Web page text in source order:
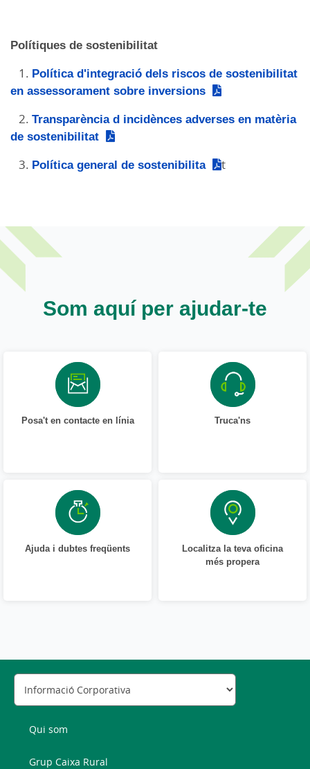
Polítiques de sostenibilitat
1. Política d'integració dels riscos de sostenibilitat
en assessorament sobre inversions
2. Transparència d incidènces adverses en matèria
de sostenibilitat
3. Política general de sostenibilita t
Som aquí per ajudar-te
Posa't en contacte en línia Truca'ns
Ajuda i dubtes freqüents
Localitza la teva oficina
més propera
Qui som
Grup Caixa Rural